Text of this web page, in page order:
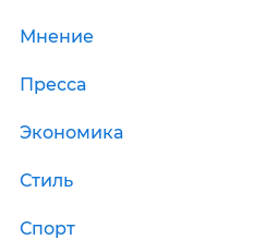
Мнение
Пресса
Экономика
Стиль
Спорт